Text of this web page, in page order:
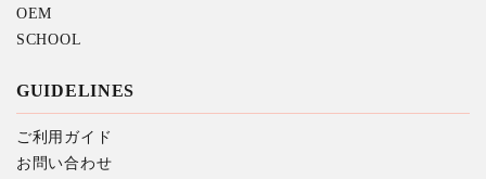
OEM
SCHOOL
GUIDELINES
ご利用ガイド
お問い合わせ